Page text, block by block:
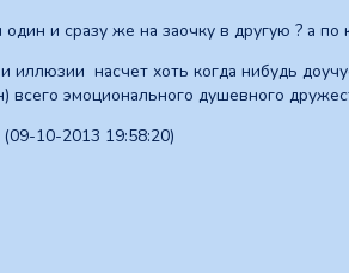
и сразу же на заочку в другую ? а по
иллюзии насчет хоть когда нибудь
всего эмоционального душевного
10-2013 19:58:20)